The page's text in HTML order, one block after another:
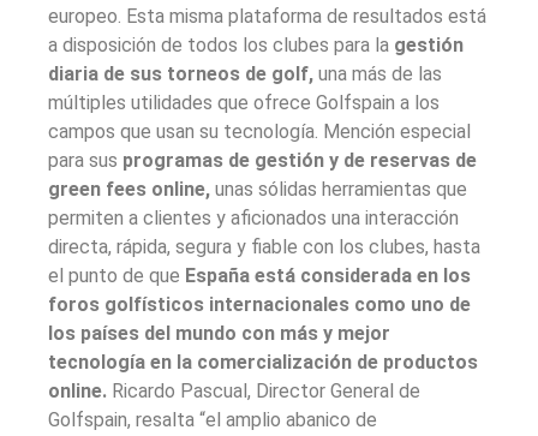
europeo. Esta misma plataforma de resultados está
a disposición de todos los clubes para la gestión
diaria de sus torneos de golf, una más de las
múltiples utilidades que ofrece Golfspain a los
campos que usan su tecnología. Mención especial
para sus programas de gestión y de reservas de
green fees online, unas sólidas herramientas que
permiten a clientes y aficionados una interacción
directa, rápida, segura y fiable con los clubes, hasta
el punto de que España está considerada en los
foros golfísticos internacionales como uno de
los países del mundo con más y mejor
tecnología en la comercialización de productos
online.
Golfspain, resalta “el amplio abanico de